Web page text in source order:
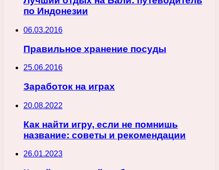
по Индонезии
06.03.2016
Правильное хранение посуды
25.06.2016
Заработок на играх
20.08.2022
Как найти игру, если не помнишь
название: советы и рекомендации
26.01.2023